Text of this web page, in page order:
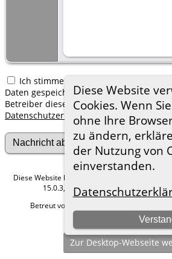
Diese Website
Cookies. Wenn
ohne Ihre
zu ändern,
der Nutzung von
einverstanden.
Ich stimme zu, dass meine hier
Daten gespeichert werden. Ich verstehe,
Betreiber dieser Website bitten kann,
Datenschutzerklärung
Diese Website läuft mit
15.0.3, programmiert von Darrin
Betreut von
Hier geht es zum
Zur Desktop-Webseite